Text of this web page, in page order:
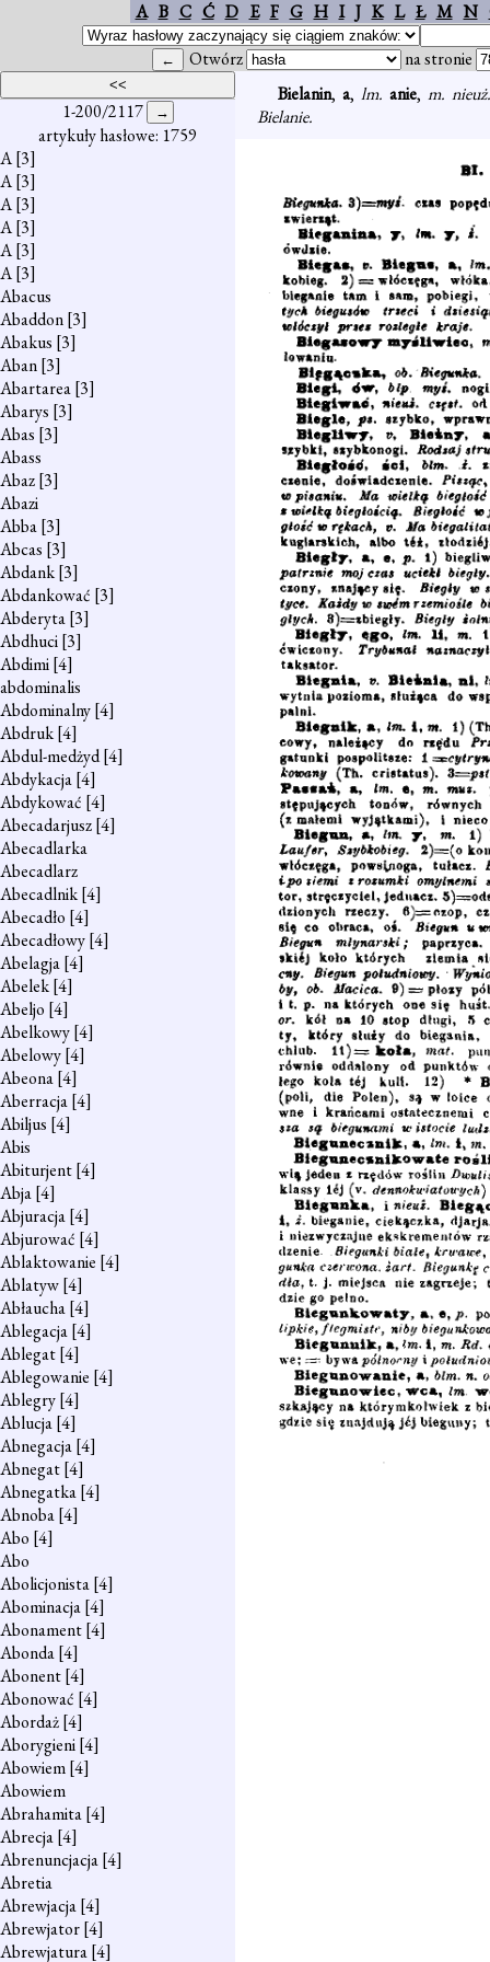
A B C Ć D E F G H I J K L Ł M N
Otwórz na stronie
1-200/2117
artykuły hasłowe: 1759
A[3]
A[3]
A[3]
A[3]
A[3]
A[3]
Abacus
Abaddon[3]
Abakus [3]
Aban[3]
Abartarea[3]
Abarys [3]
Abas [3]
Abass
Abaz[3]
Abazi
Abba[3]
Abcas [3]
Abdank[3]
Abdankować [3]
Abderyta[3]
Abdhuci[3]
Abdimi[4]
abdominalis
Abdominalny[4]
Abdruk[4]
Abdul-medżyd[4]
Abdykacja[4]
Abdykować [4]
Abecadarjusz[4]
Abecadlarka
Abecadlarz
Abecadlnik[4]
Abecadło [4]
Abecadłowy[4]
Abelagja[4]
Abelek[4]
Abeljo [4]
Abelkowy[4]
Abelowy[4]
Abeona[4]
Aberracja[4]
Abiljus [4]
Abis
Abiturjent[4]
Abja[4]
Abjuracja[4]
Abjurować [4]
Ablaktowanie [4]
Ablatyw[4]
Abłaucha[4]
Ablegacja[4]
Ablegat[4]
Ablegowanie [4]
Ablegry[4]
Ablucja[4]
Abnegacja[4]
Abnegat[4]
Abnegatka[4]
Abnoba[4]
Abo [4]
Abo
Abolicjonista[4]
Abominacja[4]
Abonament[4]
Abonda[4]
Abonent[4]
Abonować [4]
Abordaż[4]
Aborygieni[4]
Abowiem[4]
Abowiem
Abrahamita[4]
Abrecja[4]
Abrenuncjacja[4]
Abretia
Abrewjacja[4]
Abrewjator[4]
Abrewjatura[4]
Bielanin, a, lm. anie, m.
Bielanie.